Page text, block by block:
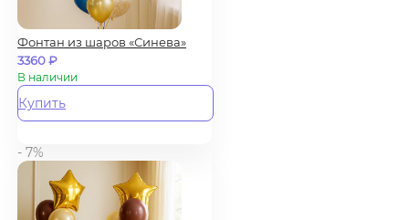
Фонтан из шаров «Синева»
3360₽
В наличии
Купить
- 7%